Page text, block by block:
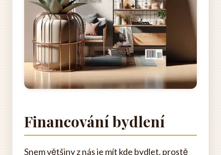
Financování bydlení
Snem většiny z nás je mít kde bydlet, prostě